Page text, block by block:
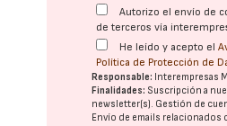
Autorizo el envío de
de terceros vía
He leído y acepto el
Política de Protección de
Responsable: Interempresas
Finalidades: Suscripción a
newsletter(s). Gestión de
Envío de emails relacionados